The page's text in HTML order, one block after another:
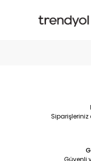
Siparişleriniz
Güvenli